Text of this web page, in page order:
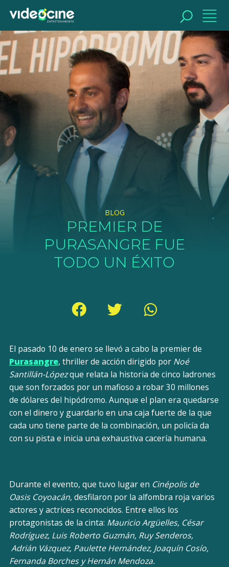
BUSCAR
BLOG
PREMIER DE
PURASANGRE FUE
TODO UN ÉXITO
El pasado 10 de enero se llevó a cabo la premier de
Purasangre, thriller de acción dirigido por Noé
Santillán-Lópezque relata la historia de cinco ladrones
que son forzados por un mafioso a robar 30 millones
de dólares del hipódromo. Aunque el plan era quedarse
con el dinero y guardarlo en una caja fuerte de la que
cada uno tiene parte de la combinación, un policía da
con su pista e inicia una exhaustiva cacería humana.
Durante el evento, que tuvo lugar en Cinépolis de
Oasis Coyoacán, desfilaron por la alfombra roja varios
actores y actrices reconocidos. Entre ellos los
protagonistas de la cinta: Mauricio Argüelles, César
Rodríguez, Luis Roberto Guzmán, Ruy Senderos,
Adrián Vázquez, Paulette Hernández, Joaquín Cosío,
Fernanda Borches y Hernán Mendoza.